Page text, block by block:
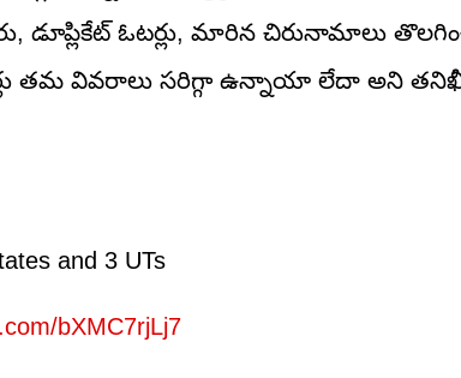
ఓటర్లు, మారిన చిరునామాలు
తమ వివరాలు సరిగ్గా ఉన్నాయా లేదా అని
and 3 UTs
bXMC7rjLj7